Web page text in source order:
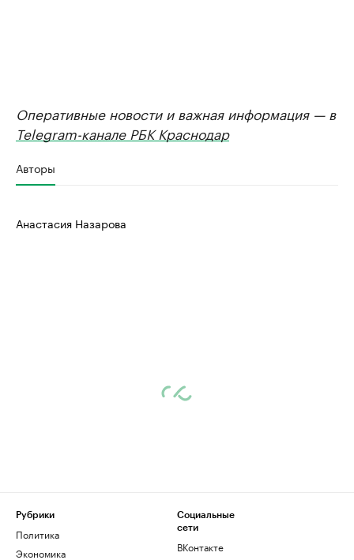
Оперативные новости и важная информация — в
Telegram-канале РБК Краснодар
Авторы
Анастасия Назарова
Рубрики
Политика
Экономика
Социальные
сети
ВКонтакте